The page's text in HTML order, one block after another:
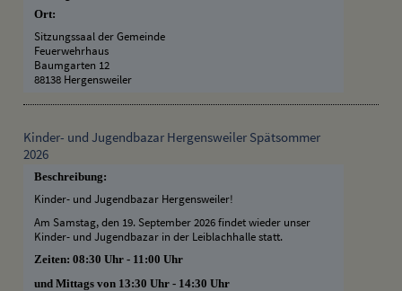
Ort:
Sitzungssaal der Gemeinde
Feuerwehrhaus
Baumgarten 12
88138 Hergensweiler
Kinder- und Jugendbazar Hergensweiler Spätsommer
2026
Beschreibung:
Kinder- und Jugendbazar Hergensweiler!
Am Samstag, den 19. September 2026 findet wieder unser
Kinder- und Jugendbazar in der Leiblachhalle statt.
Zeiten: 08:30 Uhr - 11:00 Uhr
und Mittags von 13:30 Uhr - 14:30 Uhr